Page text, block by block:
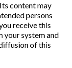
content may
persons
receive this
your system and
of this